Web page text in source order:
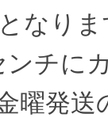
なり
チに
曜発